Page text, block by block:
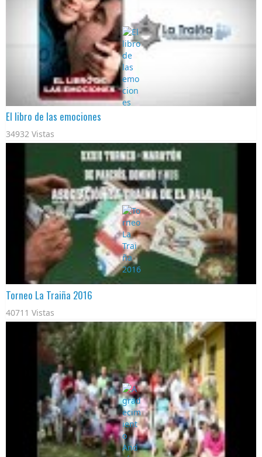
El libro de las emociones
34932 Vistas
Torneo La Traiña 2016
40711 Vistas